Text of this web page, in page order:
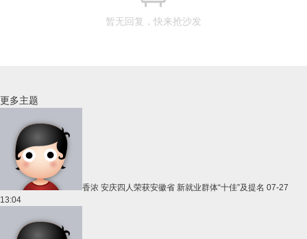
暂无回复，快来抢沙发
更多主题
香浓 安庆四人荣获安徽省 新就业群体“十佳”及提名 07-27
13:04